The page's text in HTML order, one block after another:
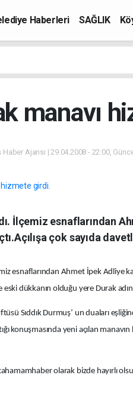
Haberleri SAĞLIK
manavı
Haber Ajansı | 29.04.2008 - 22:00,
İlçemiz esnaflarından
çok sayıda
esnaflarından Ahmet İpek Adliye
dükkanın olduğu yere Durak
Sıddık Durmuş’ un duaları
konuşmasında yeni açılan manavın
olarak bizde hayırlı